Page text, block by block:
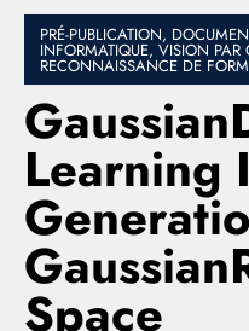
PRÉ-PUBLICATION,
INFORMATIQUE, VISION PAR
RECONNAISSANCE DE
Learning
Space